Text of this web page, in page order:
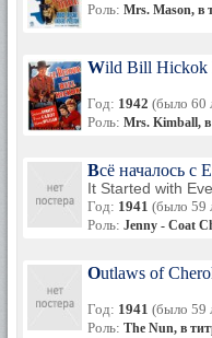
Роль: Mrs. Mason, в
Wild Bill
Год: 1942 (было 60
Роль: Mrs. Kimball, в
Всё началось с
It Started with Eve
Год: 1941 (было 59
Роль: Jenny - Coat
Outlaws of
Год: 1941 (было 59
Роль: The Nun, в